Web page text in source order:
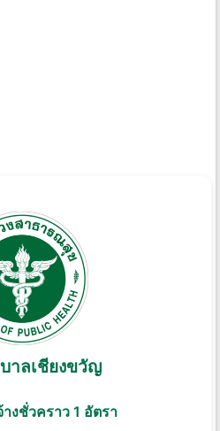
าลเชียงขวัญ
งชั่วคราว 1 อัตรา